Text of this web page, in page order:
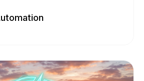
Bereichen Sensorik,
und